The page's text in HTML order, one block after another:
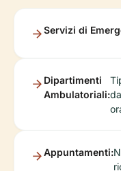
Servizi di
Dipartimenti
Ambulatoriali:
Appuntamenti: